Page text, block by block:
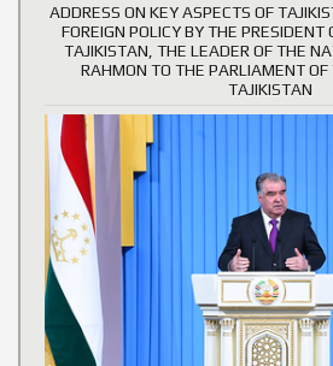
ADDRESS ON KEY ASPECTS OF
FOREIGN POLICY BY THE PRESIDENT
TAJIKISTAN, THE LEADER OF THE
RAHMON TO THE PARLIAMENT OF
TAJIKISTAN